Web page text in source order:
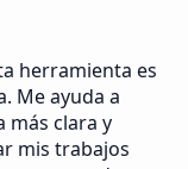
herramienta es
Me ayuda a
más clara y
mis trabajos